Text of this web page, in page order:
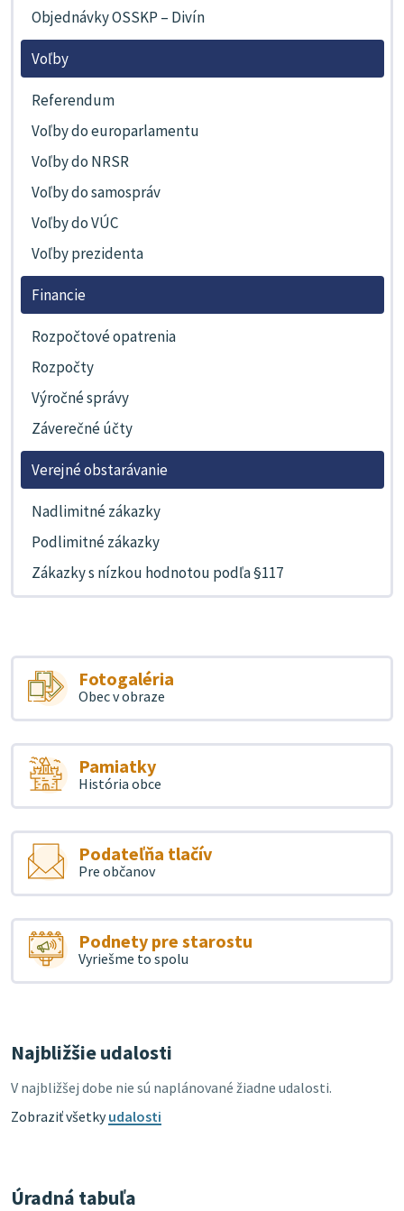
Objednávky OSSKP – Divín
Voľby
Referendum
Voľby do europarlamentu
Voľby do NRSR
Voľby do samospráv
Voľby do VÚC
Voľby prezidenta
Financie
Rozpočtové opatrenia
Rozpočty
Výročné správy
Záverečné účty
Verejné obstarávanie
Nadlimitné zákazky
Podlimitné zákazky
Zákazky s nízkou hodnotou podľa §117
Fotogaléria
Obec v obraze
Pamiatky
História obce
Podateľňa tlačív
Pre občanov
Podnety pre starostu
Vyriešme to spolu
Najbližšie udalosti
V najbližšej dobe nie sú naplánované žiadne udalosti.
Zobraziť všetkyudalosti
Úradná tabuľa